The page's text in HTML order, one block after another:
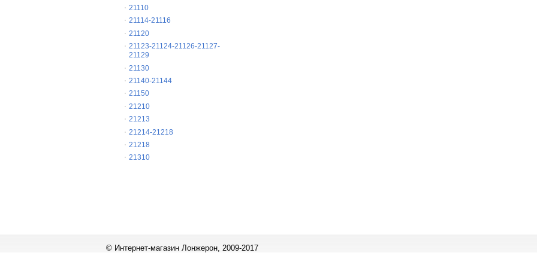
21110
21114-21116
21120
21123-21124-21126-21127-
21129
21130
21140-21144
21150
21210
21213
21214-21218
21218
21310
© Интернет-магазин Лонжерон, 2009-2017